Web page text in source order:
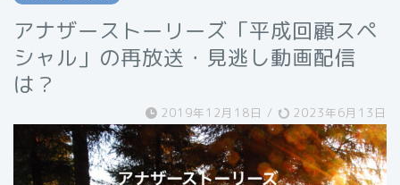
アナザーストーリーズ「平成回顧スペ
シャル」の再放送・見逃し動画配信
は？
2019年12月18日 / 2023年6月13日